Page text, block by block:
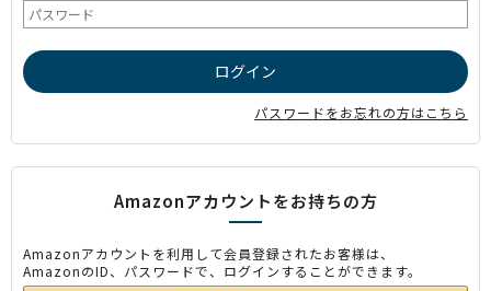
パスワードをお忘れの方はこちら
Amazonアカウントをお持ちの方
Amazonアカウントを利用して会員登録されたお客様は、
AmazonのID、パスワードで、ログインすることができます。